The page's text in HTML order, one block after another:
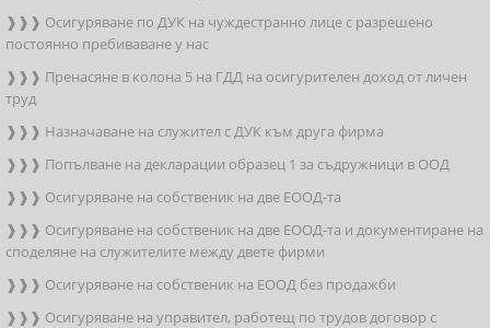
❱❱❱ Осигуряване по ДУК на чуждестранно лице с разрешено
постоянно пребиваване у нас
❱❱❱ Пренасяне в колона 5 на ГДД на осигурителен доход от личен
труд
❱❱❱ Назначаване на служител с ДУК към друга фирма
❱❱❱ Попълване на декларации образец 1 за съдружници в ООД
❱❱❱ Осигуряване на собственик на две ЕООД-та
❱❱❱ Осигуряване на собственик на две ЕООД-та и документиране на
споделяне на служителите между двете фирми
❱❱❱ Осигуряване на собственик на ЕООД без продажби
❱❱❱ Осигуряване на управител, работещ по трудов договор с